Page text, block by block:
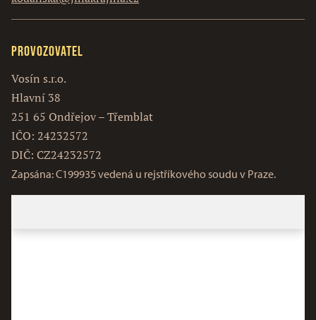
Provozovatel
Vosín s.r.o.
Hlavní 38
251 65 Ondřejov – Třemblat
IČO: 24232572
DIČ: CZ24232572
Zapsána: C199935 vedená u rejstříkového soudu v Praze.